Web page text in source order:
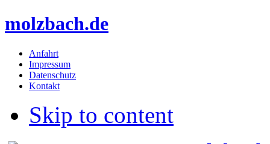
molzbach.de
Anfahrt
Impressum
Datenschutz
Kontakt
Skip to content